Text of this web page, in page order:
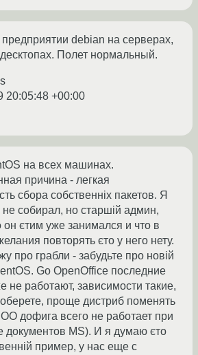
debian на серверах,
Полет нормальный.
20:05:48 +00:00
на всех машинах.
причина - легкая
сбора собственніх пакетов. Я
собирал, но старшій админ,
он єтим уже занимался и что в
повторять єто у него нету.
про грабли - забудьте про новій
Go OpenOffice последние
не работают, зависимости такие,
проще дистриб поменять
дофига всего не работает при
документов MS). И я думаю єто
пример, у нас еще с